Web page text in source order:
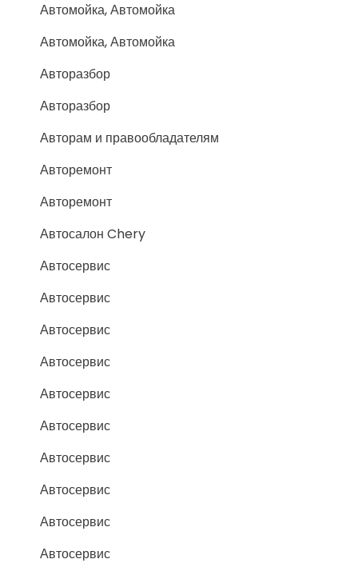
Автомойка, Автомойка
Автомойка, Автомойка
Авторазбор
Авторазбор
Авторам и правообладателям
Авторемонт
Авторемонт
Автосалон Chery
Автосервис
Автосервис
Автосервис
Автосервис
Автосервис
Автосервис
Автосервис
Автосервис
Автосервис
Автосервис